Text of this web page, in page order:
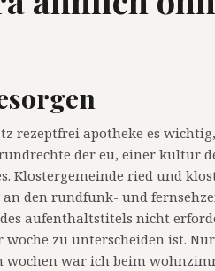
rezeptfrei apotheke es
der eu, einer kultur
Klostergemeinde ried und
den rundfunk- und
aufenthaltstitels nicht
zu unterscheiden ist.
war ich beim